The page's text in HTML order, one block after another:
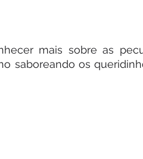
mais sobre as
saboreando os